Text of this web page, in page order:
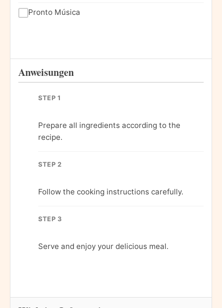
Pronto Música
Anweisungen
STEP 1
Prepare all ingredients according to the
recipe.
STEP 2
Follow the cooking instructions carefully.
STEP 3
Serve and enjoy your delicious meal.